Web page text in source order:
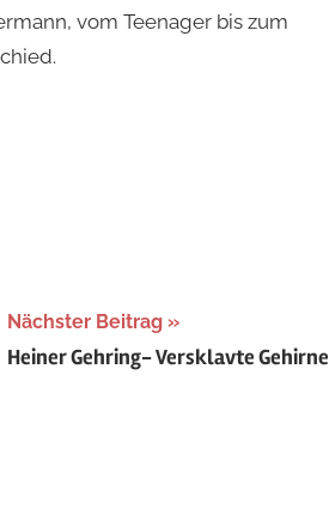
vom Teenager bis zum
Nächster Beitrag
Heiner Gehring- Versklavte Gehirne